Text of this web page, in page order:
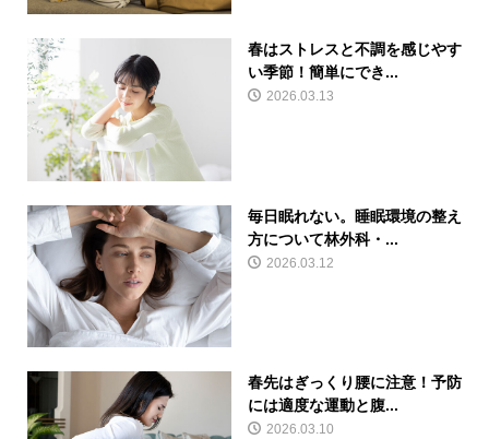
春はストレスと不調を感じやす
い季節！簡単にでき...
2026.03.13
毎日眠れない。睡眠環境の整え
方について林外科・...
2026.03.12
春先はぎっくり腰に注意！予防
には適度な運動と腹...
2026.03.10